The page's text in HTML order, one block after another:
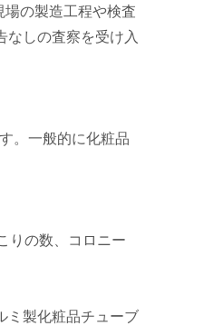
の製造工程や検査
しの査察を受け入
。一般的に化粧品
りの数、コロニー
ミ製化粧品チューブ